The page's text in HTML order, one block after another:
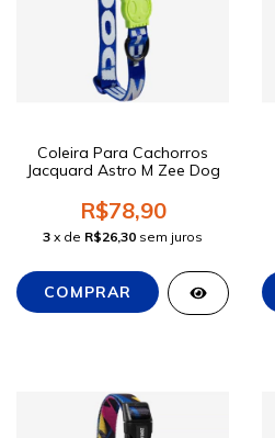
Coleira Para Cachorros
Jacquard Astro M Zee Dog
R$78,90
3 x de R$26,30 sem juros